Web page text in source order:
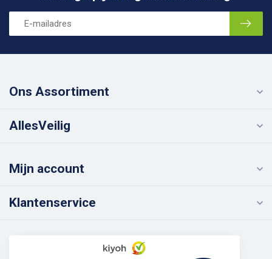
Ons Assortiment
AllesVeilig
Mijn account
Klantenservice